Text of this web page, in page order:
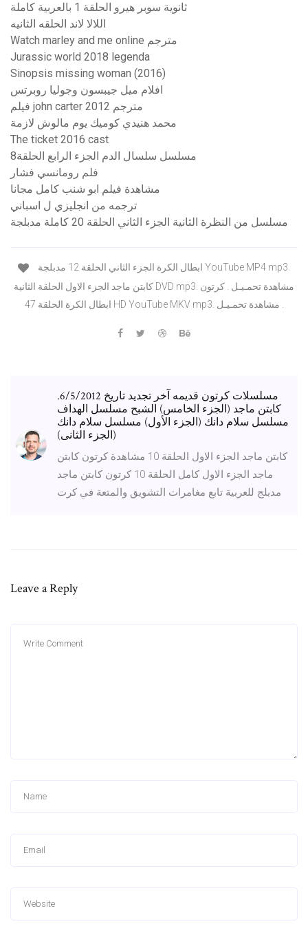
ثانوية سوبر هيرو الحلقة 1 بالعربية كاملة
اللالا لاند الحلقه الثانيه
Watch marley and me online مترجم
Jurassic world 2018 legenda
Sinopsis missing woman (2016)
افلام ميل جيبسون وجوليا روبرتس
فيلم john carter 2012 مترجم
محمد هنيدي كوميك يوم مالوش لازمة
The ticket 2016 cast
مسلسل سلسال الدم الجزء الرابع الحلقة8
فلم رومانسي فشار
مشاهدة فيلم ابو شنب كامل مجانا
ترجمه من انجليزي ل اسباني
مسلسل من النظرة الثانية الجزء الثاني الحلقة 20 كاملة مدبلجة
كابتن ماجد الجزء الاول الحلقة الثانية DVD mp3. مشاهدة تحمـيـل . كرتون
مسلسلات كرتون قديمه آخر تجديد تاريخ 6/5/2012.
كابتن ماجد (الجزء الخامس) الشبح مسلسل الهداف
مسلسل سلام دانك (الجزء الأول) مسلسل سلام دانك
(الجزء الثانى)
كابتن ماجد الجزء الاول الحلقة 10 مشاهدة كرتون كابتن
ماجد الجزء الاول كامل الحلقة 10 كرتون كابتن ماجد
مدبلج للعربية تابع مغامرات التشويق والمتعة في كرت
Leave a Reply